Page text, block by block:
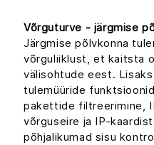
Võrguturve - järgmise
Järgmise põlvkonna
võrguliiklust, et kaitsta
välisohtude eest.
tulemüüride
pakettide filtreerimine,
võrguseire ja IP-
põhjalikumad sisu